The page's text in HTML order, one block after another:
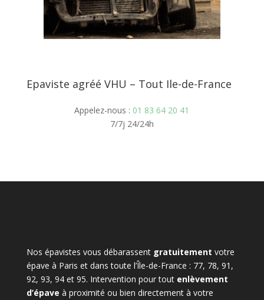
Epaviste agréé VHU – Tout Ile-de-France
Appelez-nous : 01 83 64 20 41
7/7j 24/24h
Nos épavistes vous débarassent gratuitement votre
épave à Paris et dans toute l’Île-de-France : 77, 78, 91,
92, 93, 94 et 95. Intervention pour tout enlèvement
d’épave à proximité ou bien directement à votre